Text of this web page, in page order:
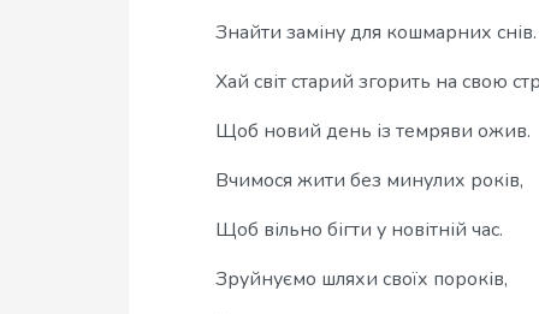
Знайти заміну для кошмарних снів.
Хай світ старий згорить на свою
Щоб новий день із темряви ожив.
Вчимося жити без минулих років,
Щоб вільно бігти у новітній час.
Зруйнуємо шляхи своїх пороків,